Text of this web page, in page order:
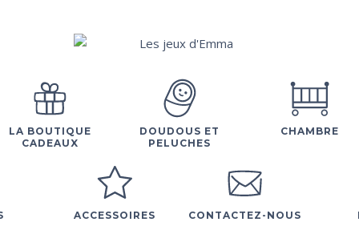
LA BOUTIQUE
CADEAUX
DOUDOUS ET
PELUCHES
CHAMBRE
ACCESSOIRES CONTACTEZ-NOUS